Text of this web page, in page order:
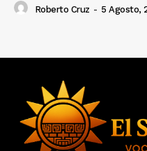
Roberto Cruz - 5 Agosto,